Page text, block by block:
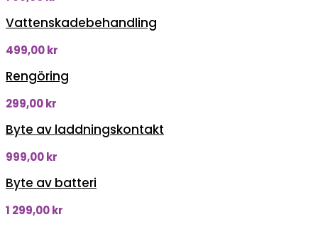
Vattenskadebehandling
499,00kr
Rengöring
299,00kr
Byte av laddningskontakt
999,00kr
Byte av batteri
1 299,00kr